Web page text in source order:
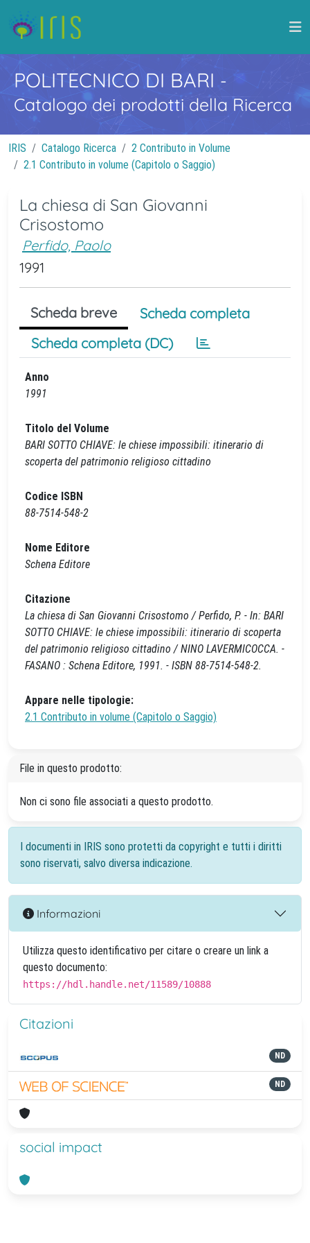
POLITECNICO DI BARI -
Catalogo dei prodotti della Ricerca
IRIS Catalogo Ricerca
2 Contributo in Volume
2.1 Contributo in volume (Capitolo o Saggio)
La chiesa di San Giovanni
Crisostomo
Perfido, Paolo
1991
Scheda breve
Scheda completa
Scheda completa (DC)
Anno
1991
Titolo del Volume
BARI SOTTO CHIAVE: le chiese impossibili: itinerario di
scoperta del patrimonio religioso cittadino
Codice ISBN
88-7514-548-2
Nome Editore
Schena Editore
Citazione
La chiesa di San Giovanni Crisostomo / Perfido, P. - In: BARI
SOTTO CHIAVE: le chiese impossibili: itinerario di scoperta
del patrimonio religioso cittadino / NINO LAVERMICOCCA. -
FASANO : Schena Editore, 1991. - ISBN 88-7514-548-2.
Appare nelle tipologie:
2.1 Contributo in volume (Capitolo o Saggio)
File in questo prodotto:
Non ci sono file associati a questo prodotto.
I documenti in IRIS sono protetti da copyright e tutti i diritti
sono riservati, salvo diversa indicazione.
Informazioni
Utilizza questo identificativo per citare o creare un link a
questo documento:
https://hdl.handle.net/11589/10888
Citazioni
ND
ND
social impact